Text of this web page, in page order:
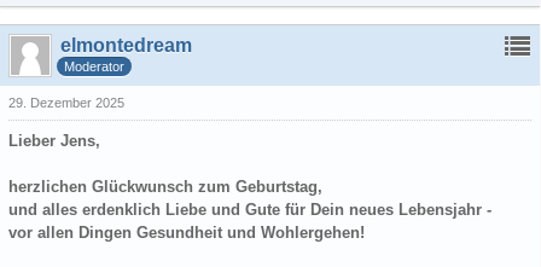
elmontedream
Moderator
29. Dezember 2025
Lieber Jens,
herzlichen Glückwunsch zum Geburtstag,
und alles erdenklich Liebe und Gute für Dein neues Lebensjahr -
vor allen Dingen Gesundheit und Wohlergehen!